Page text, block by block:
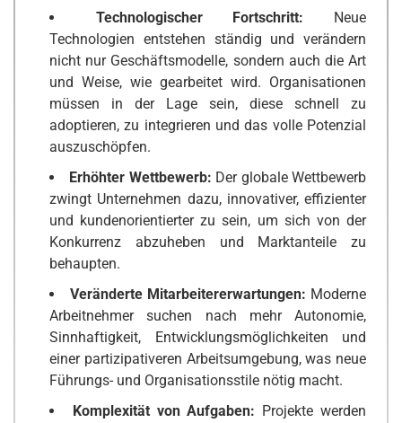
Technologischer Fortschritt: Neue
Technologien entstehen ständig und verändern
nicht nur Geschäftsmodelle, sondern auch die Art
und Weise, wie gearbeitet wird. Organisationen
müssen in der Lage sein, diese schnell zu
adoptieren, zu integrieren und das volle Potenzial
auszuschöpfen.
Erhöhter Wettbewerb: Der globale Wettbewerb
zwingt Unternehmen dazu, innovativer, effizienter
und kundenorientierter zu sein, um sich von der
Konkurrenz abzuheben und Marktanteile zu
behaupten.
Veränderte Mitarbeitererwartungen: Moderne
Arbeitnehmer suchen nach mehr Autonomie,
Sinnhaftigkeit, Entwicklungsmöglichkeiten und
einer partizipativeren Arbeitsumgebung, was neue
Führungs- und Organisationsstile nötig macht.
Komplexität von Aufgaben: Projekte werden